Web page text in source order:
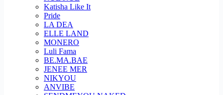
Katisha Like It
Pride
LA DEA
ELLE LAND
MONERO
Luli Fama
BE.MA.BAE
JENEE MER
NIKYOU
ANVIBE